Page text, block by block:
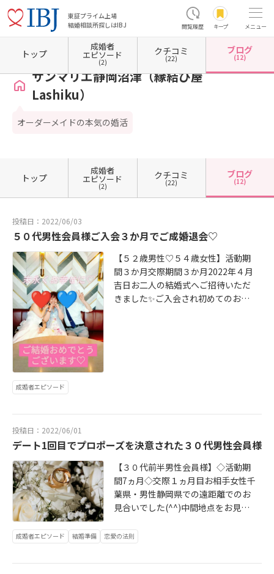
東証プライム上場
結婚相談所探しはIBJ
閲覧履歴 キープ メニュー
ホーム 静岡県の結婚相談所 静岡県沼津市 サンマリエ静岡沼津（縁結び屋Lashiku）
サンマリエ静岡沼津（縁結び屋
Lashiku）
オーダーメイドの本気の婚活
トップ
成婚者
エピソード
(2)
クチコミ
(22)
ブログ
(12)
トップ
成婚者
エピソード
(2)
クチコミ
(22)
ブログ
(12)
投稿日：2022/06/03
５０代男性会員様ご入会３か月でご成婚退会♡
【５２歳男性♡５４歳女性】活動期
間３か月交際期間３か月2022年４月
吉日お二人の結婚式へご招待いただ
きました✨ご入会され初めてのお見
とになるとは想像もしていませんで
した。初めてのお申し込み、その後
お見合いが成立した際は一緒で大い
に喜びました♡そしていざお見合い
をされた後、会員様からお相手女性
様へのとても情熱的なご報告を頂き
ました(*''ω''*)お相手女性も交際希
望のお知らせを下さり晴れて交際ス
お気持ちをお伝えし続け、大切にさ
成婚者エピソード
投稿日：2022/06/01
デート1回目でプロポーズを決意された３０代男性会員様
【３０代前半男性会員様】◇活動期
間7ヵ月◇交際１ヵ月目お相手女性千
葉県・男性静岡県での遠距離でのお
見合いでした(^^)中間地点をお見合
のお見合い。最初はどうなる事かと
を見てびっくりΣ(ﾟДﾟ)彼の今までに
成婚者エピソード 結婚準備 恋愛の法則